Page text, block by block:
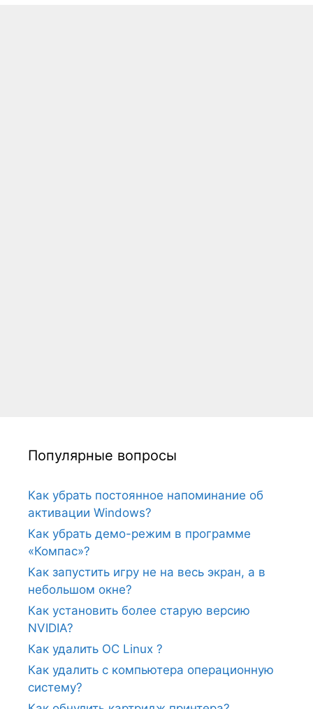
Популярные вопросы
Как убрать постоянное напоминание об
активации Windows?
Как убрать демо-режим в программе
«Компас»?
Как запустить игру не на весь экран, а в
небольшом окне?
Как установить более старую версию
NVIDIA?
Как удалить ОС Linux ?
Как удалить с компьютера операционную
систему?